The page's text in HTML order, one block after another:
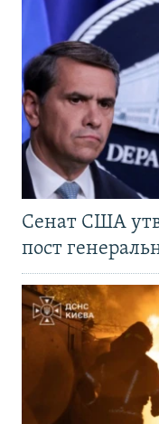
Сенат США
пост